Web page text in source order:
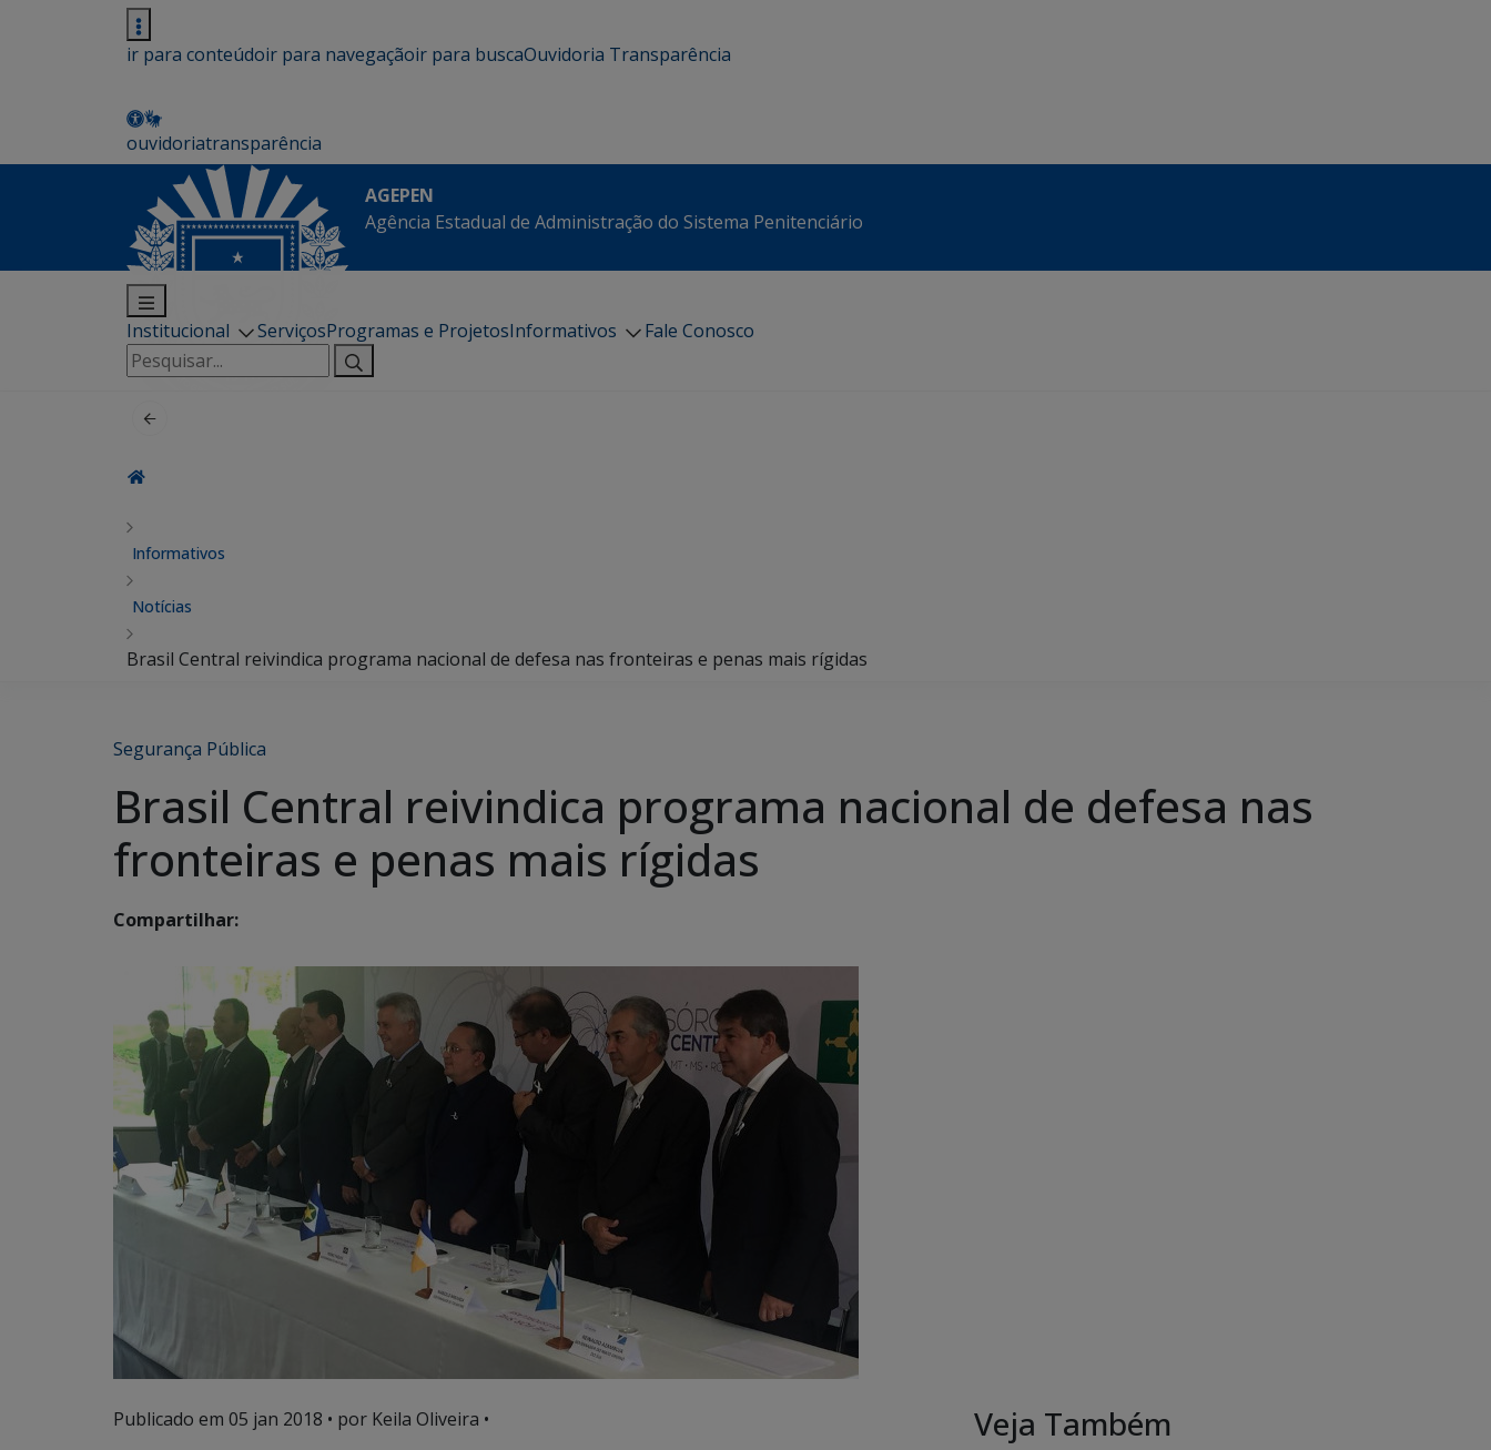
ir para conteúdoir para navegaçãoir para buscaOuvidoria Transparência
ouvidoriatransparência
AGEPEN
Agência Estadual de Administração do Sistema Penitenciário
Institucional ServiçosProgramas e ProjetosInformativos
Fale Conosco
Pesquisar
por:
Informativos
Notícias
Brasil Central reivindica programa nacional de defesa nas fronteiras e penas mais rígidas
Segurança Pública
Brasil Central reivindica programa nacional de defesa nas
fronteiras e penas mais rígidas
Compartilhar:
Publicado em 05 jan 2018 • por Keila Oliveira •
Veja Também